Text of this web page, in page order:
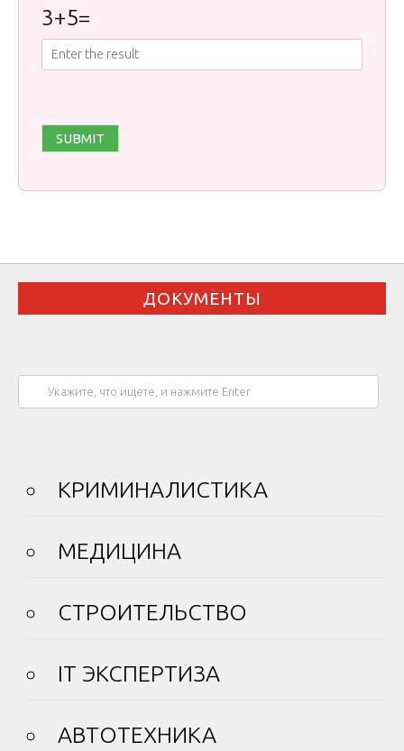
3+5=
ДОКУМЕНТЫ
КРИМИНАЛИСТИКА
МЕДИЦИНА
СТРОИТЕЛЬСТВО
IT ЭКСПЕРТИЗА
АВТОТЕХНИКА